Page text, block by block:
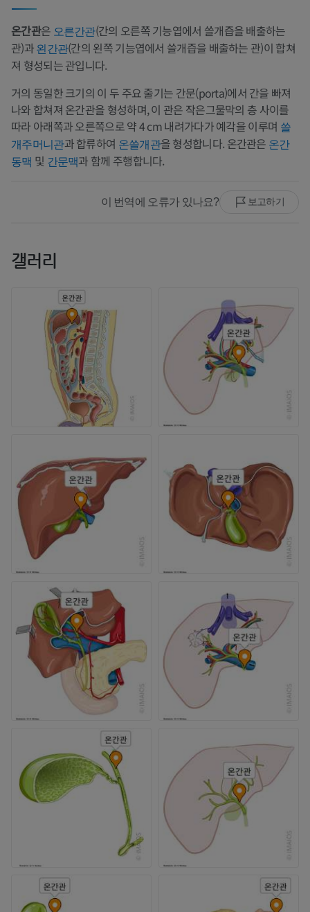
온간관은 오른간관(간의 오른쪽 기능엽에서 쓸개즙을 배출하는
관)과왼간관(간의 왼쪽 기능엽에서 쓸개즙을 배출하는 관)이 합쳐
져 형성되는 관입니다.
거의 동일한 크기의 이 두 주요 줄기는 간문(porta)에서 간을 빠져
나와 합쳐져 온간관을 형성하며, 이 관은 작은그물막의 층 사이를
따라 아래쪽과 오른쪽으로 약 4 cm 내려가다가 예각을 이루며 쓸
개주머니관과 합류하여 온쓸개관을 형성합니다. 온간관은 온간
동맥 및 간문맥과 함께 주행합니다.
이 번역에 오류가 있나요? 보고하기
갤러리